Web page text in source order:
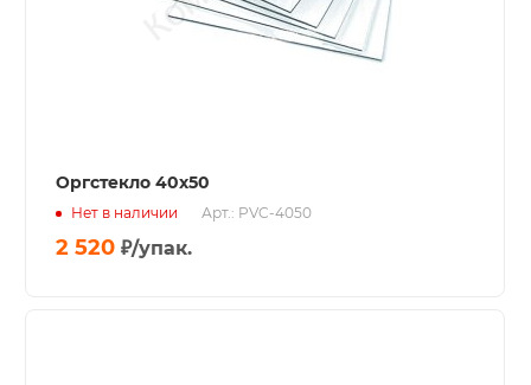
Оргстекло 40х50
Нет в наличии Арт.: PVC-4050
2 520 ₽/упак.